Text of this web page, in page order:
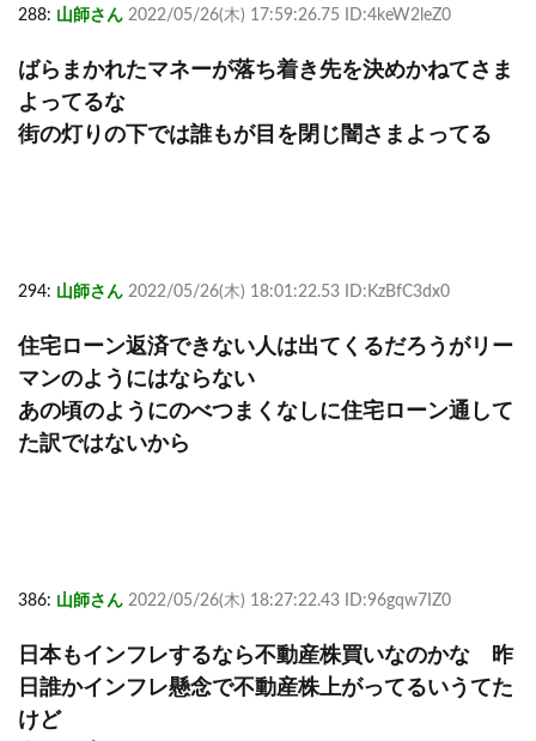
288: 山師さん 2022/05/26(木) 17:59:26.75 ID:4keW2leZ0
ばらまかれたマネーが落ち着き先を決めかねてさま
よってるな
街の灯りの下では誰もが目を閉じ闇さまよってる
294: 山師さん 2022/05/26(木) 18:01:22.53 ID:KzBfC3dx0
住宅ローン返済できない人は出てくるだろうがリー
マンのようにはならない
あの頃のようにのべつまくなしに住宅ローン通して
た訳ではないから
386: 山師さん 2022/05/26(木) 18:27:22.43 ID:96gqw7IZ0
日本もインフレするなら不動産株買いなのかな 昨
日誰かインフレ懸念で不動産株上がってるいうてた
けど